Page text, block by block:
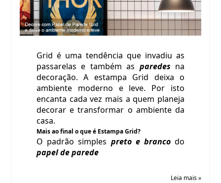
Grid é uma tendência que invadiu as
passarelas e também as paredes na
decoração. A estampa Grid deixa o
ambiente moderno e leve. Por isto
encanta cada vez mais a quem planeja
decorar e transformar o ambiente da
casa.
Mais ao final o que é Estampa Grid?
O padrão simples preto e brancodo
papel de parede
Leia mais »